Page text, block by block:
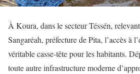
À Koura, dans le secteur Téssén,
Sangaréah, préfecture de Pita, l’accès à
véritable casse-tête pour les habitants.
toute autre infrastructure moderne